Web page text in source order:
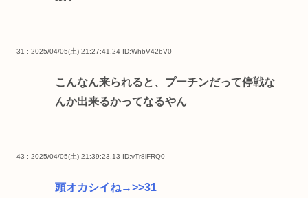
31 : 2025/04/05(土) 21:27:41.24 ID:WhbV42bV0
こんなん来られると、プーチンだって停戦な
んか出来るかってなるやん
43 : 2025/04/05(土) 21:39:23.13 ID:vTr8lFRQ0
頭オカシイね→>>31